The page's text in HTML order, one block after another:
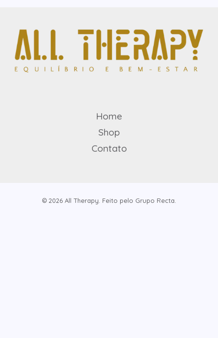
Home
Shop
Contato
© 2026 All Therapy. Feito pelo Grupo Recta.